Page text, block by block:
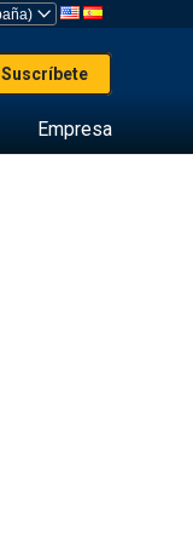
Suscríbete
Empresa